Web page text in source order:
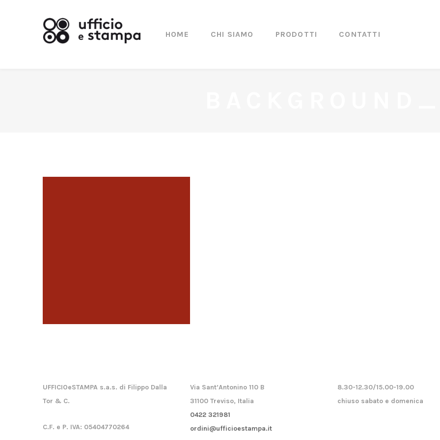
HOME CHI SIAMO PRODOTTI CONTATTI
UFFICIOeSTAMPA s.a.s. di Filippo Dalla
Tor & C.
C.F. e P. IVA: 05404770264
Via Sant’Antonino 110 B
31100 Treviso, Italia
0422 321981
ordini@ufficioestampa.it
8.30-12.30/15.00-19.00
chiuso sabato e domenica